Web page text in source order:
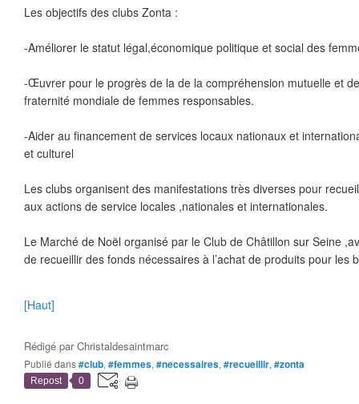
Les objectifs des clubs Zonta :
-Améliorer le statut légal,économique politique et social des
-Œuvrer pour le progrès de la de la compréhension mutuelle et
fraternité mondiale de femmes responsables.
-Aider au financement de services locaux nationaux et
et culturel
Les clubs organisent des manifestations très diverses pour
aux actions de service locales ,nationales et internationales.
Le Marché de Noël organisé par le Club de Châtillon sur Seine
de recueillir des fonds nécessaires à l’achat de produits pour les
[Haut]
Rédigé parChristaldesaintmarc
Publié dans#club, #femmes, #necessaires, #recueillir, #zonta
Repost 0